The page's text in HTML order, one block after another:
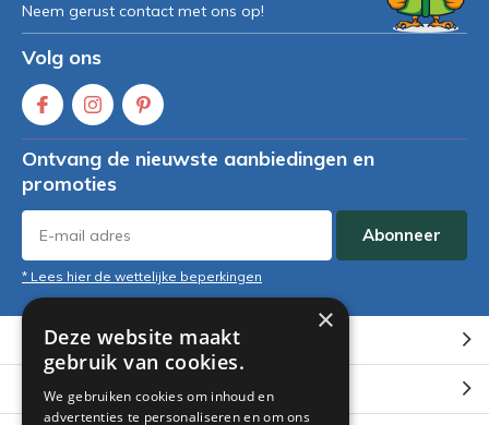
Neem gerust contact met ons op!
Volg ons
Ontvang de nieuwste aanbiedingen en
promoties
Abonneer
* Lees hier de wettelijke beperkingen
Klantenservice
Mijn account
×
Deze website maakt
gebruik van cookies.
We gebruiken cookies om inhoud en
advertenties te personaliseren en om ons